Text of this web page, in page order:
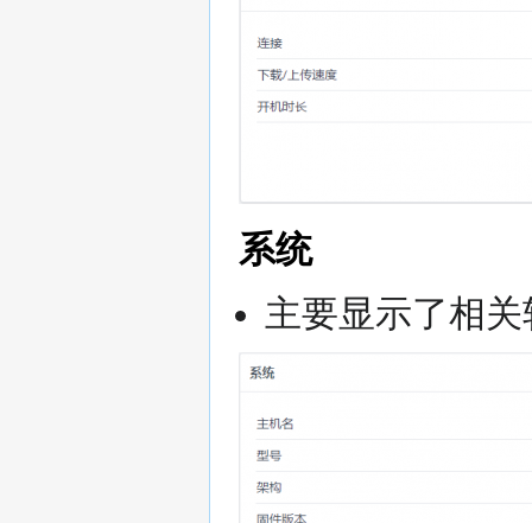
系统
主要显示了相